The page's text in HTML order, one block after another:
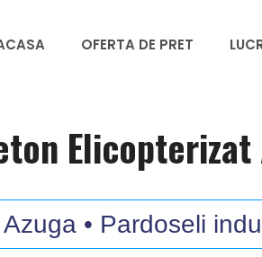
OFERTA DE PRET
Elicopterizat
• Pardoseli